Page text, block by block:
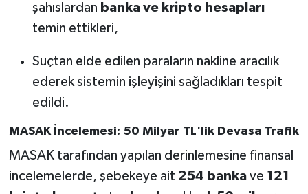
şahıslardan banka ve kripto hesapları
temin ettikleri,
Suçtan elde edilen paraların nakline aracılık
ederek sistemin işleyişini sağladıkları tespit
edildi.
MASAK İncelemesi: 50 Milyar TL'lik Devasa Trafik
MASAK tarafından yapılan derinlemesine finansal
incelemelerde, şebekeye ait 254 bankave 121